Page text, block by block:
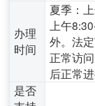
办理
时间
夏季：
上午
外。法
正常访
后正常进
是否